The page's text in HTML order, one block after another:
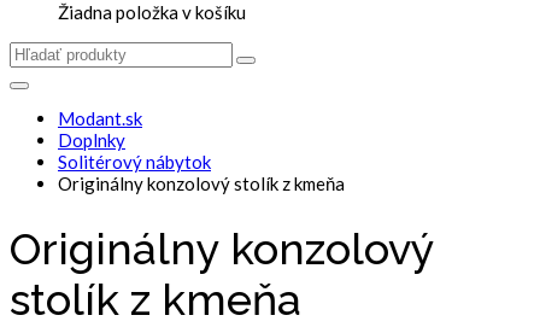
Žiadna položka v košíku
Modant.sk
Doplnky
Solitérový nábytok
Originálny konzolový stolík z kmeňa
Originálny konzolový
stolík z kmeňa